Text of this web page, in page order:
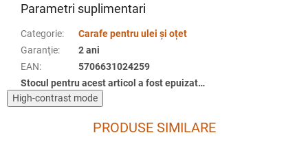
Parametri suplimentari
Categorie:
Carafe pentru ulei și oțet
Garanţie:
2 ani
EAN:
5706631024259
Stocul pentru acest articol a fost epuizat…
High-contrast mode
PRODUSE SIMILARE